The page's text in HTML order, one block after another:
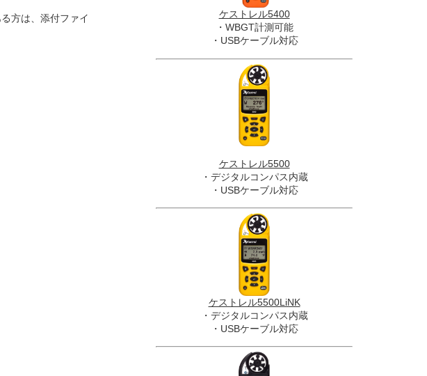
方は、添付ファイ
ケストレル5400
・WBGT計測可能
・USBケーブル対応
ケストレル5500
・デジタルコンパス内蔵
・USBケーブル対応
ケストレル5500LiNK
・デジタルコンパス内蔵
・USBケーブル対応